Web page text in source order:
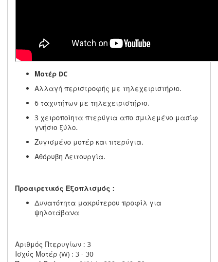
Μοτέρ DC
Αλλαγή περιστροφής με τηλεχειριστήριο.
6 ταχυτήτων με τηλεχειριστήριο.
3 χειροποίητα πτερύγια απο σμιλεμένο μασίφ
γνήσιο ξύλο.
Ζυγισμένο μοτέρ και πτερύγια.
Αθόρυβη Λειτουργία.
Προαιρετικός Εξοπλισμός :
Δυνατότητα μακρύτερου προφίλ για
ψηλοτάβανα
Αριθμός Πτερυγίων : 3
Ισχύς Μοτέρ (W) : 3 - 30